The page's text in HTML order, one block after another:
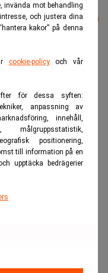
invända mot behandling
och justera dina
kakor” på denna
cookie-policyoch vår
för dessa syften:
anpassning av
innehåll,
positionering,
till information på en
upptäcka bedrägerier
Prenumerera